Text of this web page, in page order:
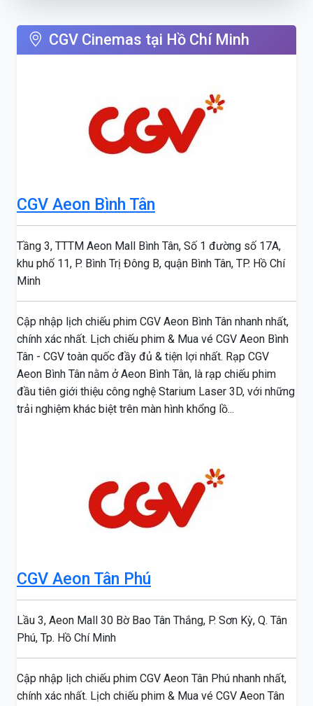
CGV Cinemas tại Hồ Chí Minh
CGV Aeon Bình Tân
Tầng 3, TTTM Aeon Mall Bình Tân, Số 1 đường số 17A,
khu phố 11, P. Bình Trị Đông B, quận Bình Tân, TP. Hồ Chí
Minh
Cập nhập lịch chiếu phim CGV Aeon Bình Tân nhanh nhất,
chính xác nhất. Lịch chiếu phim & Mua vé CGV Aeon Bình
Tân - CGV toàn quốc đầy đủ & tiện lợi nhất. Rạp CGV
Aeon Bình Tân nằm ở Aeon Bình Tân, là rạp chiếu phim
đầu tiên giới thiệu công nghệ Starium Laser 3D, với những
trải nghiệm khác biệt trên màn hình khổng lồ...
CGV Aeon Tân Phú
Lầu 3, Aeon Mall 30 Bờ Bao Tân Thắng, P. Sơn Kỳ, Q. Tân
Phú, Tp. Hồ Chí Minh
Cập nhập lịch chiếu phim CGV Aeon Tân Phú nhanh nhất,
chính xác nhất. Lịch chiếu phim & Mua vé CGV Aeon Tân